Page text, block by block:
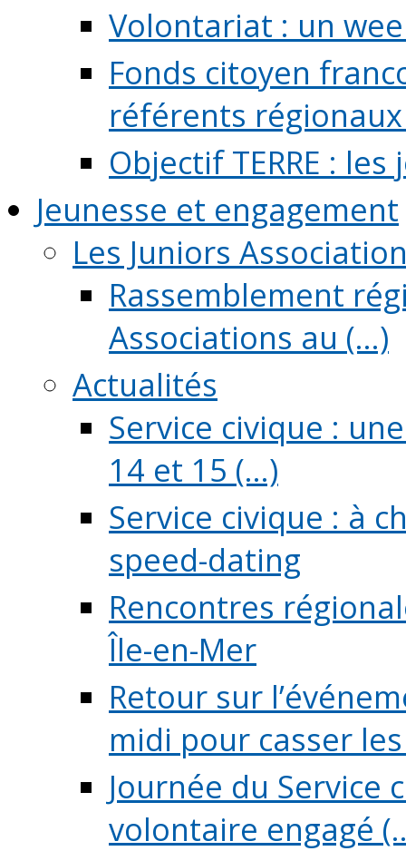
Volontariat : un
Fonds citoyen
référents régionaux
Objectif TERRE :
Jeunesse et engagement
Les Juniors
Rassemblement
Associations au (...)
Actualités
Service civique :
14 et 15 (...)
Service civique : à
speed-dating
Rencontres
Île-en-Mer
Retour sur
midi pour casser les
Journée du Service
volontaire engagé